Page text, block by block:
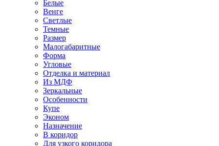
Белые
Венге
Светлые
Темные
Размер
Малогабаритные
Форма
Угловые
Отделка и материал
Из МДФ
Зеркальные
Особенности
Купе
Эконом
Назначение
В коридор
Для узкого коридора